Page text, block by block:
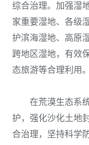
综合治理。加强湿
家重要湿地、各级
护滨海湿地、高原
跨地区湿地，有效
态旅游等合理利用。
在荒漠生态系
护，强化沙化土地
合治理，坚持科学